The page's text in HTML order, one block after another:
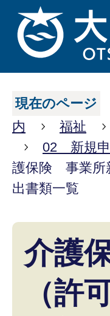
現在のページ
内
福祉
02 新規申
護保険 事業所
出書類一覧
介護
（許